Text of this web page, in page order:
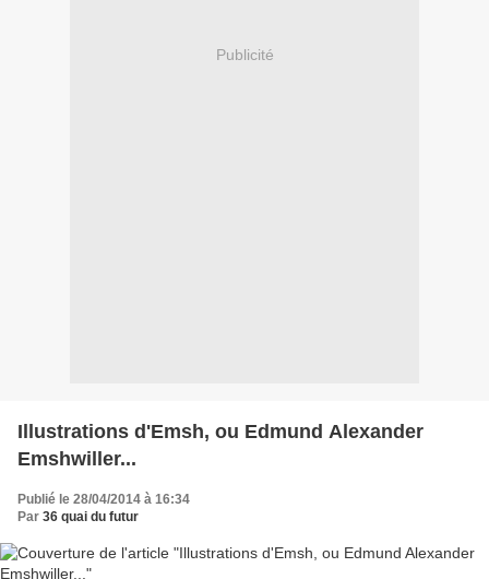
Publicité
Illustrations d'Emsh, ou Edmund Alexander
Emshwiller...
Publié le 28/04/2014 à 16:34
Par 36 quai du futur